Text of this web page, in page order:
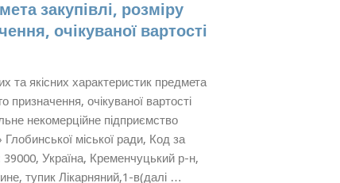
закупівлі, розміру
очікуваної вартості
якісних характеристик предмета
призначення, очікуваної вартості
некомерційне підприємство
міської ради, Код за
Україна, Кременчуцький р-н,
тупик Лікарняний,1-в(далі …